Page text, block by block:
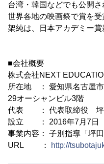
台湾・韓国などでも公開さ
世界各地の映画祭で賞を
架純は、日本アカデミー賞
■会社概要
株式会社NEXT
所在地 ： 愛知県名古屋
29オーシャンビル3階
代表 ： 代表取締役 坪
設立 ： 2016年7月7日
事業内容： 子別指導「坪
URL ：
http://